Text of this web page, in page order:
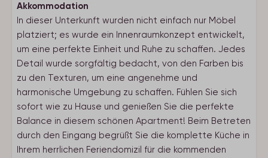
Akkommodation
In dieser Unterkunft wurden nicht einfach nur Möbel
platziert; es wurde ein Innenraumkonzept entwickelt,
um eine perfekte Einheit und Ruhe zu schaffen. Jedes
Detail wurde sorgfältig bedacht, von den Farben bis
zu den Texturen, um eine angenehme und
harmonische Umgebung zu schaffen. Fühlen Sie sich
sofort wie zu Hause und genießen Sie die perfekte
Balance in diesem schönen Apartment! Beim Betreten
durch den Eingang begrüßt Sie die komplette Küche in
Ihrem herrlichen Feriendomizil für die kommenden